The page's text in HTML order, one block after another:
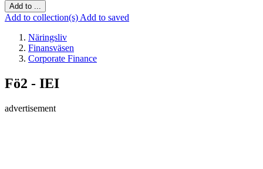
Add to ...
Add to collection(s) Add to saved
Näringsliv
Finansväsen
Corporate Finance
Fö2 - IEI
advertisement